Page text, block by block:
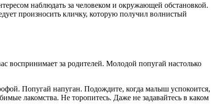
наблюдать за человеком и окружающей обстановкой.
произносить кличку, которую получил волнистый
воспринимает за родителей. Молодой попугай настолько
Попугай напуган. Подождите, когда малыш успокоится,
лакомства. Не торопитесь. Даже не задавайтесь в каком